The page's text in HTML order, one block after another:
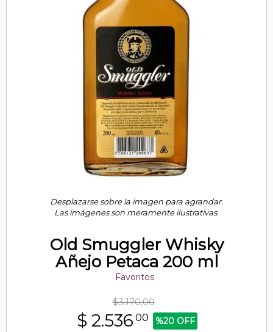
Desplazarse sobre la imagen para agrandar.
Las imágenes son meramente ilustrativas.
Old Smuggler Whisky
Añejo Petaca 200 ml
Favoritos
$3.170,00
$ 2.536 00 %20 OFF